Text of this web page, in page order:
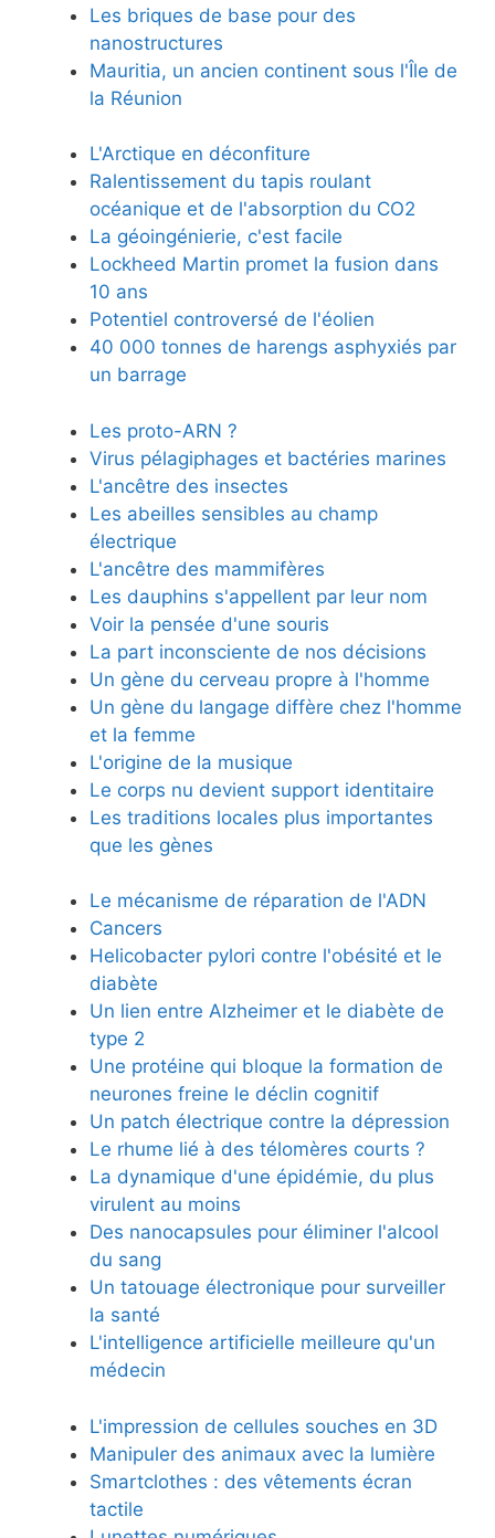
Les briques de base pour des
nanostructures
Mauritia, un ancien continent sous l'Île de
la Réunion
L'Arctique en déconfiture
Ralentissement du tapis roulant
océanique et de l'absorption du CO2
La géoingénierie, c'est facile
Lockheed Martin promet la fusion dans
10 ans
Potentiel controversé de l'éolien
40 000 tonnes de harengs asphyxiés par
un barrage
Les proto-ARN ?
Virus pélagiphages et bactéries marines
L'ancêtre des insectes
Les abeilles sensibles au champ
électrique
L'ancêtre des mammifères
Les dauphins s'appellent par leur nom
Voir la pensée d'une souris
La part inconsciente de nos décisions
Un gène du cerveau propre à l'homme
Un gène du langage diffère chez l'homme
et la femme
L'origine de la musique
Le corps nu devient support identitaire
Les traditions locales plus importantes
que les gènes
Le mécanisme de réparation de l'ADN
Cancers
Helicobacter pylori contre l'obésité et le
diabète
Un lien entre Alzheimer et le diabète de
type 2
Une protéine qui bloque la formation de
neurones freine le déclin cognitif
Un patch électrique contre la dépression
Le rhume lié à des télomères courts ?
La dynamique d'une épidémie, du plus
virulent au moins
Des nanocapsules pour éliminer l'alcool
du sang
Un tatouage électronique pour surveiller
la santé
L'intelligence artificielle meilleure qu'un
médecin
L'impression de cellules souches en 3D
Manipuler des animaux avec la lumière
Smartclothes : des vêtements écran
tactile